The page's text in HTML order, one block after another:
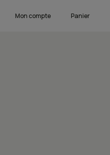
Mon compte Panier